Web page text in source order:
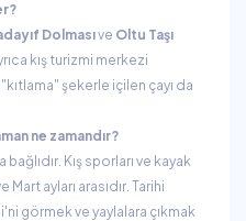
Dolmasıve Oltu Taşı
kış turizmi merkezi
şekerle içilen çayı da
ne zamandır?
Kış sporları ve kayak
ayları arasıdır. Tarihi
görmek ve yaylalara çıkmak